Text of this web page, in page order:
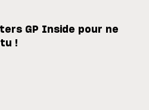
GP Inside pour ne
!